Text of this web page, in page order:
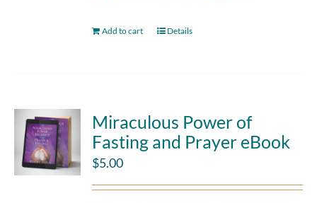
Add to cart Details
Miraculous Power of
Fasting and Prayer eBook
$5.00